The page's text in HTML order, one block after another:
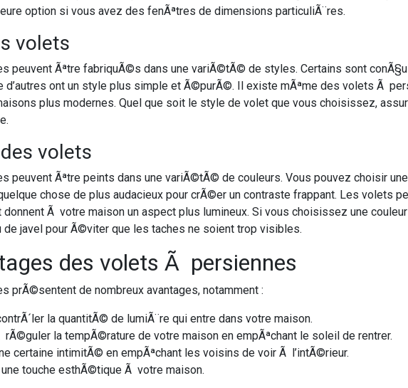
option si vous avez des fenÃªtres de dimensions particuliÃ¨res.
volets
peuvent Ãªtre fabriquÃ©s dans une variÃ©tÃ© de styles. Certains sont
d’autres ont un style plus simple et Ã©purÃ©. Il existe mÃªme des volets Ã
plus modernes. Quel que soit le style de volet que vous choisissez,
volets
peuvent Ãªtre peints dans une variÃ©tÃ© de couleurs. Vous pouvez choisir
chose de plus audacieux pour crÃ©er un contraste frappant. Les volets
donnent Ã votre maison un aspect plus lumineux. Si vous choisissez une
de javel pour Ã©viter que les taches ne soient trop visibles.
des volets Ã persiennes
prÃ©sentent de nombreux avantages, notamment :
la quantitÃ© de lumiÃ¨re qui entre dans votre maison.
la tempÃ©rature de votre maison en empÃªchant le soleil de rentrer.
certaine intimitÃ© en empÃªchant les voisins de voir Ã l’intÃ©rieur.
touche esthÃ©tique Ã votre maison.